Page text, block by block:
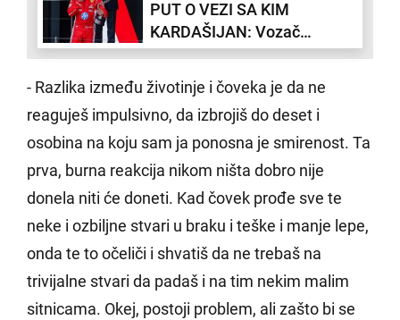
PUT O VEZI SA KIM
KARDAŠIJAN: Vozač
Formule 1 zaljubljen do ušiju
- Razlika između životinje i čoveka je da ne
reaguješ impulsivno, da izbrojiš do deset i
osobina na koju sam ja ponosna je smirenost. Ta
prva, burna reakcija nikom ništa dobro nije
donela niti će doneti. Kad čovek prođe sve te
neke i ozbiljne stvari u braku i teške i manje lepe,
onda te to očeliči i shvatiš da ne trebaš na
trivijalne stvari da padaš i na tim nekim malim
sitnicama. Okej, postoji problem, ali zašto bi se